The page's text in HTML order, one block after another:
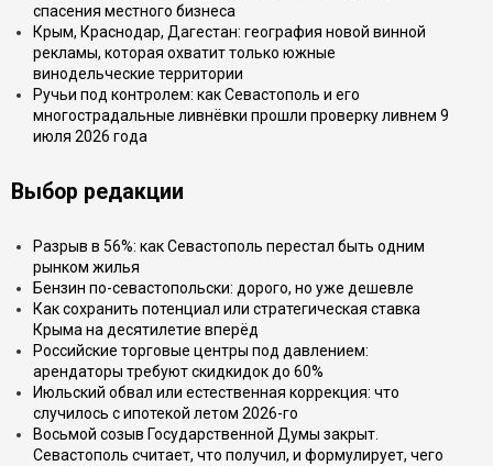
спасения местного бизнеса
Крым, Краснодар, Дагестан: география новой винной
рекламы, которая охватит только южные
винодельческие территории
Ручьи под контролем: как Севастополь и его
многострадальные ливнёвки прошли проверку ливнем 9
июля 2026 года
Выбор редакции
Разрыв в 56%: как Севастополь перестал быть одним
рынком жилья
Бензин по-севастопольски: дорого, но уже дешевле
Как сохранить потенциал или стратегическая ставка
Крыма на десятилетие вперёд
Российские торговые центры под давлением:
арендаторы требуют скидкидок до 60%
Июльский обвал или естественная коррекция: что
случилось с ипотекой летом 2026-го
Восьмой созыв Государственной Думы закрыт.
Севастополь считает, что получил, и формулирует, чего